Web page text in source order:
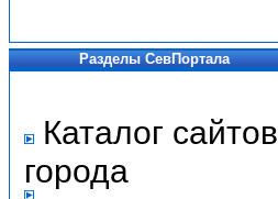
Разделы СевПортала
Каталог сайтов
города